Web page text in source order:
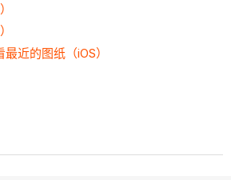
近的图纸（iOS）